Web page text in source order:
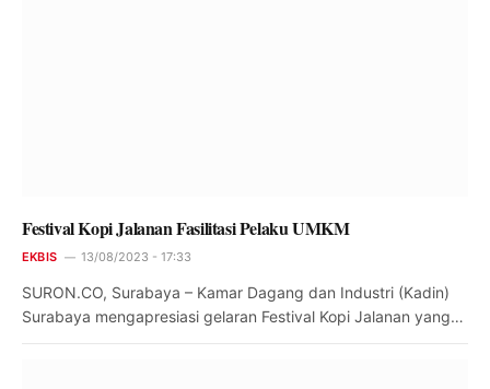
Festival Kopi Jalanan Fasilitasi Pelaku UMKM
EKBIS 13/08/2023 - 17:33
SURON.CO, Surabaya – Kamar Dagang dan Industri (Kadin)
Surabaya mengapresiasi gelaran Festival Kopi Jalanan yang…